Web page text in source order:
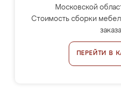
Московской
Стоимость сборки
ПЕРЕЙТИ В